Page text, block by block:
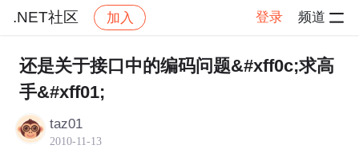
.NET社区 加入 登录 频道
社区 .NET社区 帖子详情
还是关于接口中的编码问题&#xff0c;求高
手&#xff01;
taz01
2010-11-13